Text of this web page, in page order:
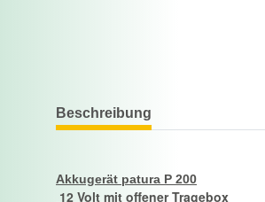
Beschreibung
Akkugerät patura P 200
12 Volt mit offener Tragebox